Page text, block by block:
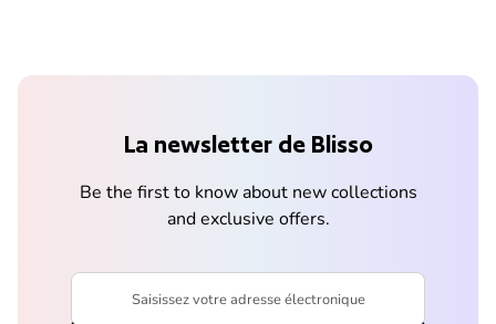
La newsletter de Blisso
Be the first to know about new collections
and exclusive offers.
Saisissez votre adresse électronique